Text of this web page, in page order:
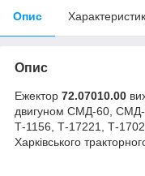
Опис
Опис
Ежектор 72.07010.00
двигуном СМД-60, СМД-
Т-1156, Т-17221, Т-
Харківського